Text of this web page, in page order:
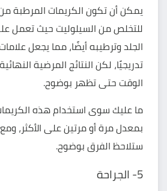
يمكن أن تكون الكريمات المرطبة
للتخلص من السيلوليت حيث تعمل
الجلد وترطيبه أيضًا، مما يجعل
تدريجيًا، لكن النتائج المرضية
الوقت حتى تظهر بوضوح.
ما عليك سوى استخدام هذه
بمعدل مرة أو مرتين على الأكثر،
ستلاحظ الفرق بوضوح.
5- الجراحة